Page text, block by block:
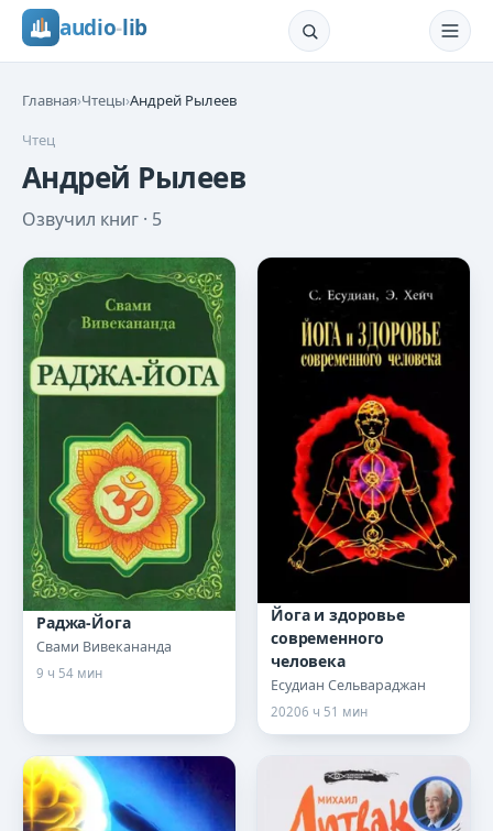
audio-lib
Главная›Чтецы›Андрей Рылеев
Чтец
Андрей Рылеев
Озвучил книг · 5
Раджа-Йога
Свами Вивекананда
9 ч 54 мин
Йога и здоровье
современного
человека
Есудиан Сельвараджан
20206 ч 51 мин